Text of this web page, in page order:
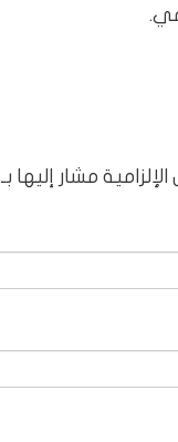
مشار إليها بـ